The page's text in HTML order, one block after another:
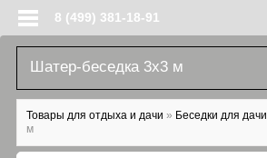
8 (499) 381-18-91
Шатер-беседка 3х3 м
Вы здесь
Товары для отдыха и дачи » Беседки для дачи
м